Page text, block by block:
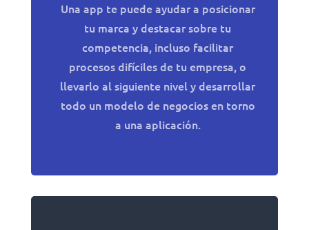
Una app te puede ayudar a posicionar
tu marca y destacar sobre tu
competencia, incluso facilitar
procesos difíciles de tu empresa, o
llevarlo al siguiente nivel y desarrollar
todo un modelo de negocios en torno
a una aplicación.